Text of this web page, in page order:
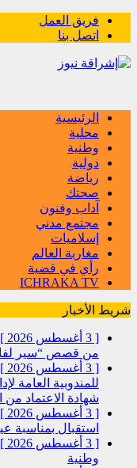
فريق العمل
اتصل بنا
الرئيسية
محلية
وطنية
دولية
رياضة
صحتك
آداب وفنون
مجتمع مدني
إسلاميات
مغاربة العالم
رأي في قضية
ICHRAKA TV
شريط الأخبار
[ 3 أغسطس 2026 ]
من قصص “سير
[ 3 أغسطس 2026 ]
للمندوبية العامة
شهادة الاعتماد من
[ 3 أغسطس 2026 ]
استقبال بمناسبة
[ 3 أغسطس 2026 ]
وطنية